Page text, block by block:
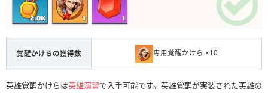
覚醒かけらの獲得数 専用覚醒かけら ×10
英雄覚醒かけらは英雄演習で入手可能です。英雄覚醒が実装された英雄の